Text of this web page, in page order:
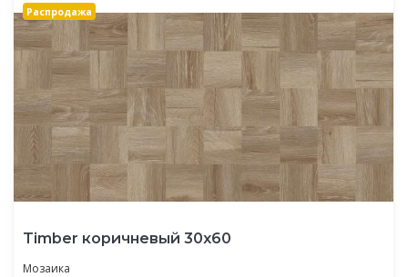
Распродажа
Timber коричневый 30х60
Мозаика